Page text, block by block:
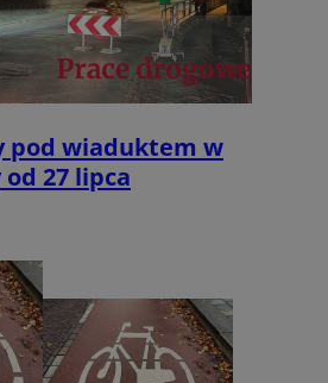
pod wiaduktem w
27 lipca